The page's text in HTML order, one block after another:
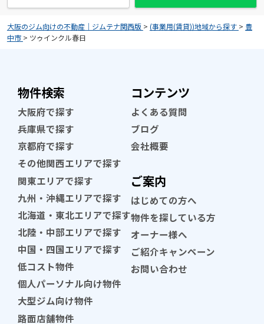
大阪のジム向けの不動産｜ジムテナ関西版 > (事業用(賃貸))地域から探す > 豊
中市 > ツゥインクル春日
物件検索
大阪府で探す
兵庫県で探す
京都府で探す
その他関西エリアで探す
関東エリアで探す
九州・沖縄エリアで探す
北海道・東北エリアで探す
北陸・中部エリアで探す
中国・四国エリアで探す
低コスト物件
個人パーソナル向け物件
大型ジム向け物件
路面店舗物件
コンテンツ
よくある質問
ブログ
会社概要
ご案内
はじめての方へ
物件を探している方
オーナー様へ
ご紹介キャンペーン
お問い合わせ